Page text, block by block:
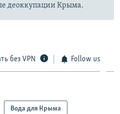
деоккупации Крыма.
без VPN Follow us
Вода для Крыма